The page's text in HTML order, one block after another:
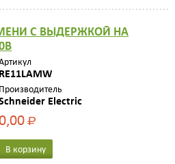
С ВЫДЕРЖКОЙ НА
RE11LAMW
Производитель
Electric
Р
В корзину